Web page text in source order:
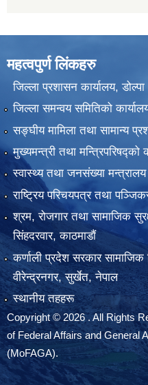
महत्वपुर्ण लिंकहरु
जिल्ला प्रशासन कार्यालय, डोल्पा
जिल्ला समन्वय समितिको
सङ्‍घीय मामिला तथा सामान्य
मुख्यमन्त्री तथा मन्त्रिपरिषद्को
स्वास्थ्य तथा जनसंख्या मन्त्रालय
राष्ट्रिय परिचयपत्र तथा
श्रम, रोजगार तथा सामाजिक
सिंहदरवार, काठमाडाैं
कर्णाली प्रदेश सरकार सामाजिक
वीरेन्द्रनगर, सुर्खेत, नेपाल
स्थानीय तहहरू
Copyright © 2026 . All Rights
of Federal Affairs and General
(MoFAGA).